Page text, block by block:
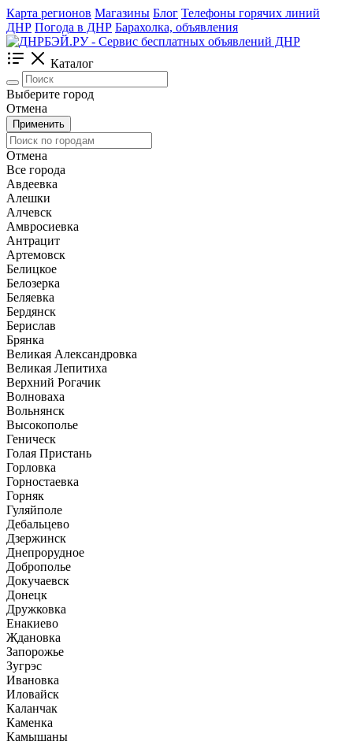
Карта регионов Магазины Блог Телефоны горячих линий
ДНР Погода в ДНР Барахолка, объявления
Каталог
Выберите город
Отмена
Применить
Отмена
Все города
Авдеевка
Алешки
Алчевск
Амвросиевка
Антрацит
Артемовск
Белицкое
Белозерка
Беляевка
Бердянск
Берислав
Брянка
Великая Александровка
Великая Лепитиха
Верхний Рогачик
Волноваха
Вольнянск
Высокополье
Геническ
Голая Пристань
Горловка
Горностаевка
Горняк
Гуляйполе
Дебальцево
Дзержинск
Днепрорудное
Доброполье
Докучаевск
Донецк
Дружковка
Енакиево
Ждановка
Запорожье
Зугрэс
Ивановка
Иловайск
Каланчак
Каменка
Камышаны